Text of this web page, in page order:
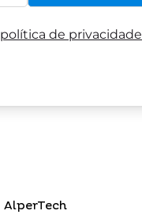
política de privacidade
AlperTech